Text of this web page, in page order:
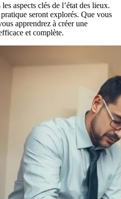
aspects clés de l’état des lieux.
seront explorés. Que vous
apprendrez à créer une
et complète.